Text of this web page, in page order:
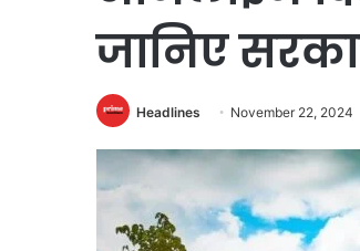
जानिए
Headlines November 22, 2024